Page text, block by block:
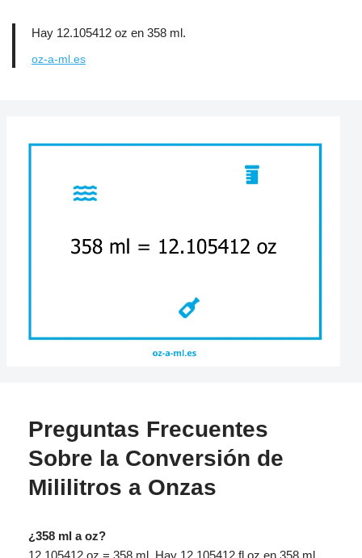
Hay 12.105412 oz en 358 ml.
oz-a-ml.es
Preguntas Frecuentes
Sobre la Conversión de
Mililitros a Onzas
¿358 ml a oz?
12.105412 oz = 358 ml. Hay 12.105412 fl oz en 358 ml.